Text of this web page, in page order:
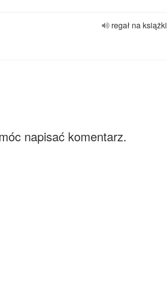
regał na książki
napisać komentarz.